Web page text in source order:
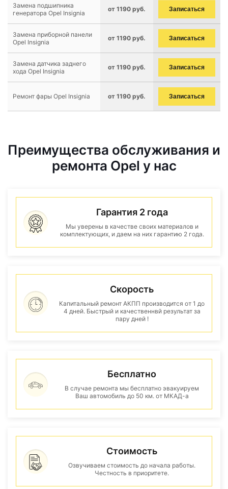
Замена подшипника
генератора Opel Insignia
от 1190 руб. Записаться
Замена приборной панели
Opel Insignia
от 1190 руб. Записаться
Замена датчика заднего
хода Opel Insignia
от 1190 руб. Записаться
Ремонт фары Opel Insignia от 1190 руб. Записаться
Преимущества обслуживания и
ремонта Opel у нас
Гарантия 2 года
Мы уверены в качестве своих материалов и
комплектующих, и даем на них гарантию 2 года.
Скорость
Капитальный ремонт АКПП производится от 1 до
4 дней. Быстрый и качественнвй результат за
пару дней !
Бесплатно
В случае ремонта мы бесплатно эвакуируем
Ваш автомобиль до 50 км. от МКАД-а
Стоимость
Озвучиваем стоимость до начала работы.
Честность в приоритете.